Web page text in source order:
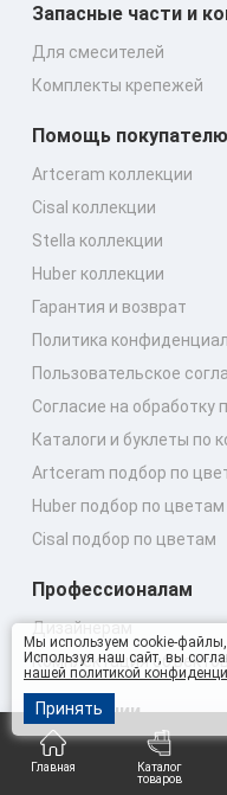
Главная
Каталог
товаров
Запасные части и
Для смесителей
Комплекты крепежей
Помощь покупателю
Artceram коллекции
Cisal коллекции
Stella коллекции
Huber коллекции
Гарантия и возврат
Политика
Пользовательское
Согласие на обработку
Каталоги и буклеты по
Artceram подбор по
Huber подбор по цветам
Cisal подбор по цветам
Профессионалам
Дизайнерам
Комплектация
О компании
Обнаружили ошибку?
Неудобно пользоваться
Мы используем cookie-
Используя наш сайт, вы
нашей политикой
Принять